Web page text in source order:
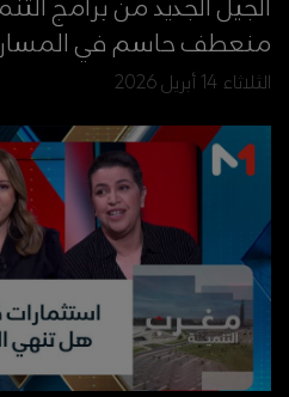
الجيل الجديد من برامج
منعطف حاسم في المسار
الثلاثاء 14 أبريل 2026